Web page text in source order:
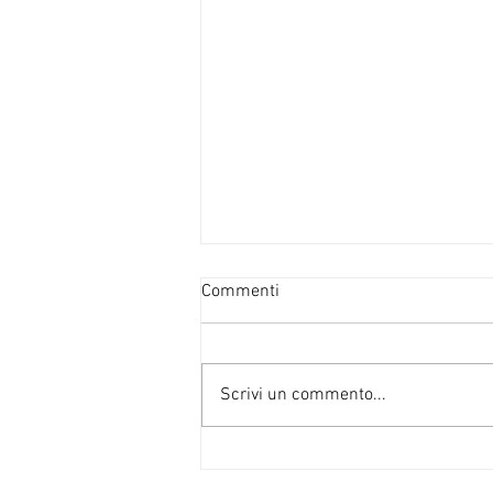
Alto voltaggio poetry slam
Commenti
Scrivi un commento...